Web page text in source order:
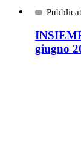
giugno